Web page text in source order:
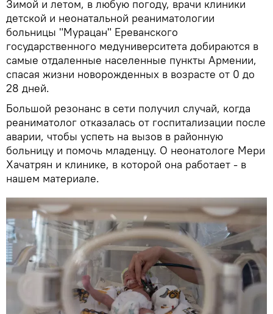
Зимой и летом, в любую погоду, врачи клиники
детской и неонатальной реаниматологии
больницы "Мурацан" Ереванского
государственного медуниверситета добираются в
самые отдаленные населенные пункты Армении,
спасая жизни новорожденных в возрасте от 0 до
28 дней.
Большой резонанс в сети получил случай, когда
реаниматолог отказалась от госпитализации после
аварии, чтобы успеть на вызов в районную
больницу и помочь младенцу. О неонатологе Мери
Хачатрян и клинике, в которой она работает - в
нашем материале.